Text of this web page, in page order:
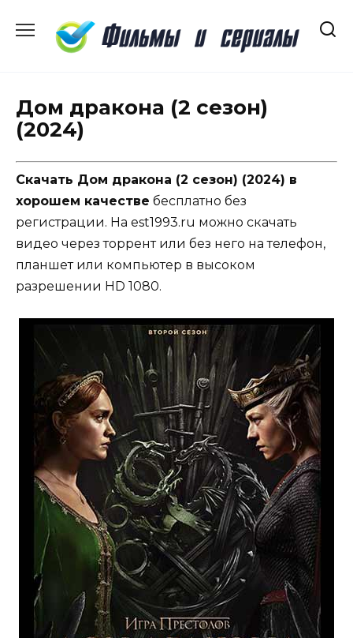
содержанию
Дом дракона (2 сезон)
(2024)
Скачать Дом дракона (2 сезон) (2024) в
хорошем качестве бесплатно без
регистрации. На est1993.ru можно скачать
видео через торрент или без него на телефон,
планшет или компьютер в высоком
разрешении HD 1080.